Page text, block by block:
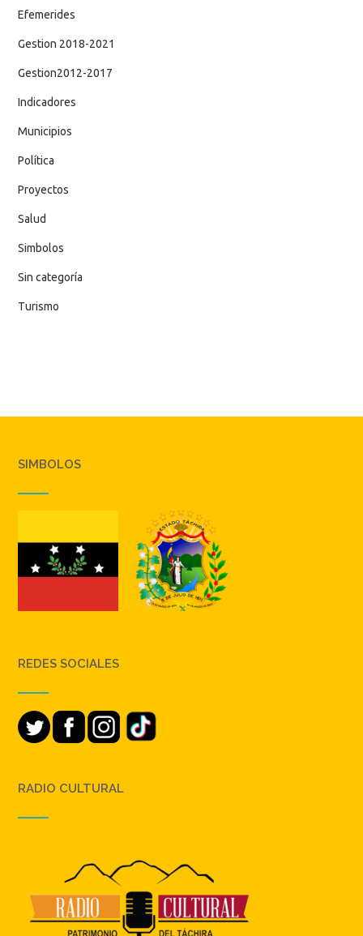
Efemerides
Gestion 2018-2021
Gestion2012-2017
Indicadores
Municipios
Política
Proyectos
Salud
Simbolos
Sin categoría
Turismo
SIMBOLOS
REDES SOCIALES
RADIO CULTURAL